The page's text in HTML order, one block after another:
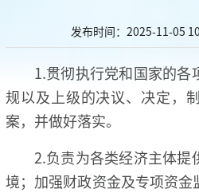
发布时间：2025-11-05
1.贯彻执行党和国家的各
规以及上级的决议、决定，
案，并做好落实。
2.负责为各类经济主体提
境；加强财政资金及专项资